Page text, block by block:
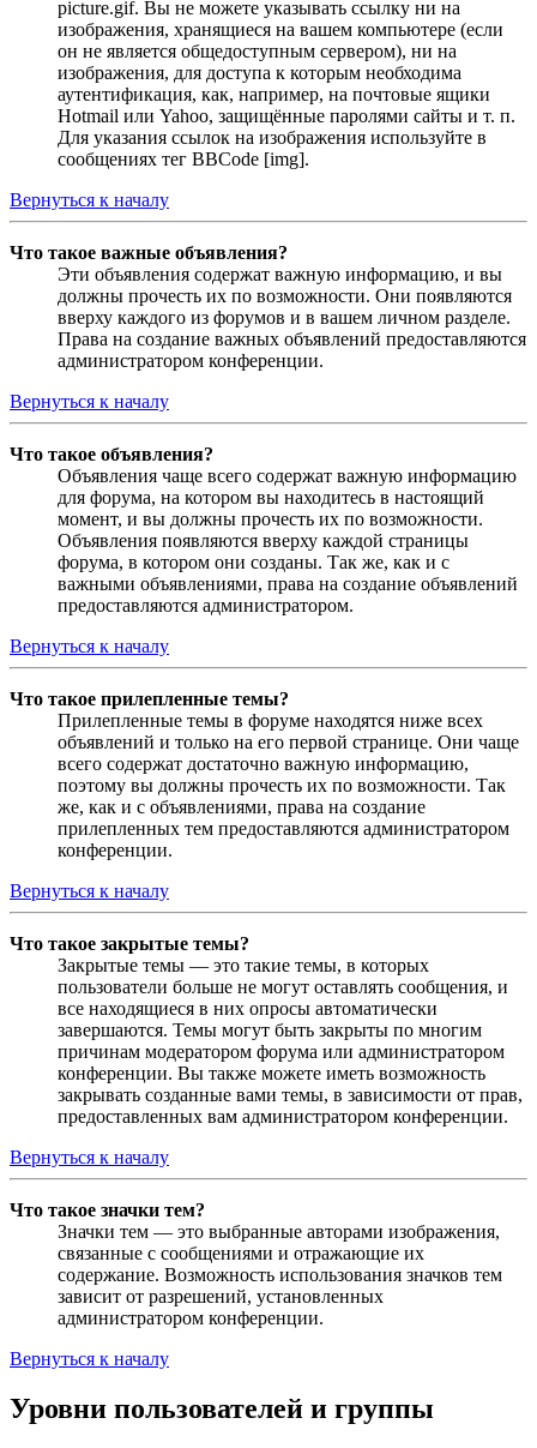
picture.gif. Вы не можете указывать ссылку ни на
изображения, хранящиеся на вашем компьютере (если
он не является общедоступным сервером), ни на
изображения, для доступа к которым необходима
аутентификация, как, например, на почтовые ящики
Hotmail или Yahoo, защищённые паролями сайты и т. п.
Для указания ссылок на изображения используйте в
сообщениях тег BBCode [img].
Вернуться к началу
Что такое важные объявления?
Эти объявления содержат важную информацию, и вы
должны прочесть их по возможности. Они появляются
вверху каждого из форумов и в вашем личном разделе.
Права на создание важных объявлений предоставляются
администратором конференции.
Вернуться к началу
Что такое объявления?
Объявления чаще всего содержат важную информацию
для форума, на котором вы находитесь в настоящий
момент, и вы должны прочесть их по возможности.
Объявления появляются вверху каждой страницы
форума, в котором они созданы. Так же, как и с
важными объявлениями, права на создание объявлений
предоставляются администратором.
Вернуться к началу
Что такое прилепленные темы?
Прилепленные темы в форуме находятся ниже всех
объявлений и только на его первой странице. Они чаще
всего содержат достаточно важную информацию,
поэтому вы должны прочесть их по возможности. Так
же, как и с объявлениями, права на создание
прилепленных тем предоставляются администратором
конференции.
Вернуться к началу
Что такое закрытые темы?
Закрытые темы — это такие темы, в которых
пользователи больше не могут оставлять сообщения, и
все находящиеся в них опросы автоматически
завершаются. Темы могут быть закрыты по многим
причинам модератором форума или администратором
конференции. Вы также можете иметь возможность
закрывать созданные вами темы, в зависимости от прав,
предоставленных вам администратором конференции.
Вернуться к началу
Что такое значки тем?
Значки тем — это выбранные авторами изображения,
связанные с сообщениями и отражающие их
содержание. Возможность использования значков тем
зависит от разрешений, установленных
администратором конференции.
Вернуться к началу
Уровни пользователей и группы